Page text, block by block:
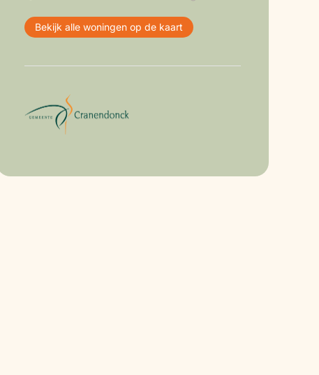
Bekijk alle woningen op de kaart